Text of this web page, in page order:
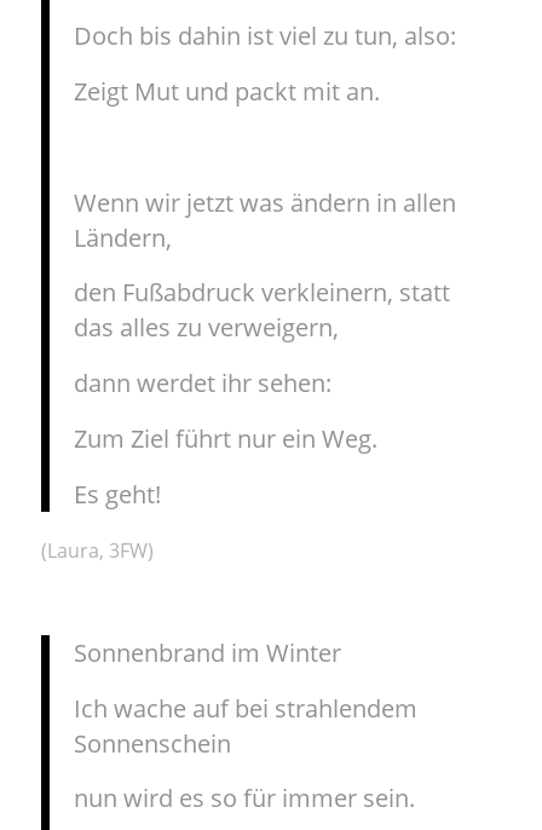
Doch bis dahin ist viel zu tun, also:
Zeigt Mut und packt mit an.
Wenn wir jetzt was ändern in allen
Ländern,
den Fußabdruck verkleinern, statt
das alles zu verweigern,
dann werdet ihr sehen:
Zum Ziel führt nur ein Weg.
Es geht!
(Laura, 3FW)
Sonnenbrand im Winter
Ich wache auf bei strahlendem
Sonnenschein
nun wird es so für immer sein.